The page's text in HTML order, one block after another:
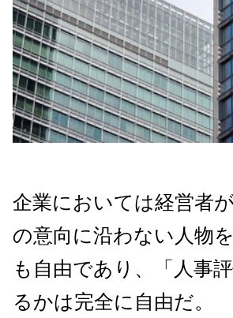
企業においては経営者
の意向に沿わない人物
も自由であり、「人事
るかは完全に自由だ。